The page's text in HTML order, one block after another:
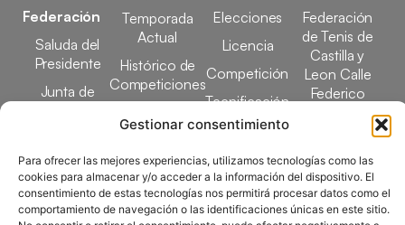
Gestionar consentimiento
Para ofrecer las mejores experiencias, utilizamos tecnologías como las
cookies para almacenar y/o acceder a la información del dispositivo. El
consentimiento de estas tecnologías nos permitirá procesar datos como el
comportamiento de navegación o las identificaciones únicas en este sitio.
Federación
Saluda del
Presidente
Junta de
Elecciones
Clubes
Federados
Temporada
Actual
Histórico de
Competiciones
Arbitrales
Elecciones
Licencia
Competición
Tecnificación
Docencia
Federación
de Tenis de
Castilla y
Leon Calle
Federico
García Lorca,
983 24 94 26